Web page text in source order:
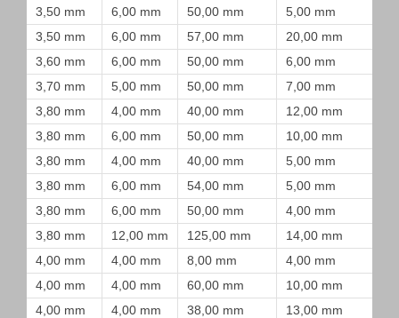
3,50 mm 6,00 mm 50,00 mm
5,00 mm
3,50 mm
6,00 mm 57,00 mm
20,00 mm
3,60 mm
6,00 mm 50,00 mm
6,00 mm
3,70 mm
5,00 mm 50,00 mm
7,00 mm
3,80 mm
4,00 mm 40,00 mm
12,00 mm
3,80 mm
6,00 mm 50,00 mm
10,00 mm
3,80 mm
4,00 mm 40,00 mm
5,00 mm
3,80 mm
6,00 mm 54,00 mm
5,00 mm
3,80 mm
6,00 mm 50,00 mm
4,00 mm
3,80 mm
12,00 mm 125,00 mm
14,00 mm
4,00 mm
4,00 mm 8,00 mm
4,00 mm
4,00 mm
4,00 mm 60,00 mm
10,00 mm
4,00 mm
4,00 mm 38,00 mm
13,00 mm